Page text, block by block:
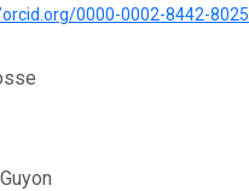
0000-0002-8442-8025